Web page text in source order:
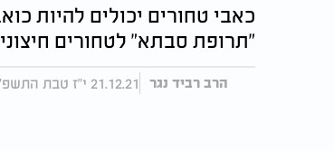
כאבי טחורים יכולים להיות
"תרופת סבתא" לטחורים
הרב רביד נגר 21.12.21 י"ז טבת התשפ"ב, עודכן 16:01 07.02.24